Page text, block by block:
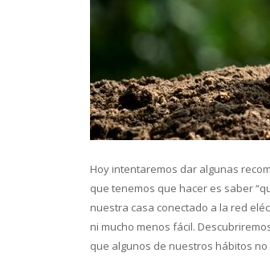
Hoy intentaremos dar algunas
que tenemos que hacer es saber
nuestra casa conectado a la red
ni mucho menos fácil.
que algunos de nuestros hábitos